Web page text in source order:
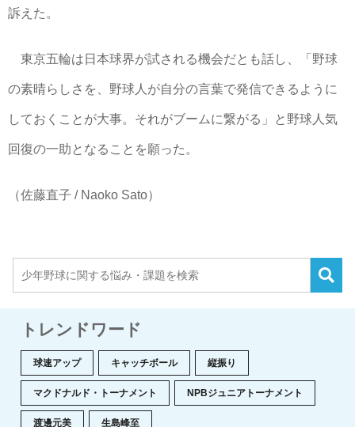
訴えた。
東京五輪は日本球界が試される機会だとも話し、「野球
の素晴らしさを、野球人が自分の言葉で発信できるように
しておくことが大事。それがブームに繋がる」と野球人気
回復の一助となることを願った。
（佐藤直子 / Naoko Sato）
トレンドワード
球速アップ キャッチボール 縦振り
マクドナルド・トーナメント NPBジュニアトーナメント
渡邊元美 生島峰至